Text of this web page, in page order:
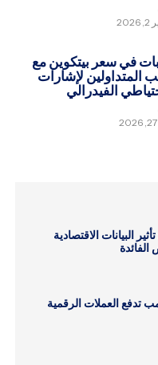
في سعر بيتكوين مع
المتداولين لإشارات
الفيدرالي
البيانات الاقتصادية
تدفع العملات الرقمية